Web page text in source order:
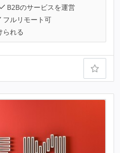
B2Bのサービスを運営
フルリモート可
られる